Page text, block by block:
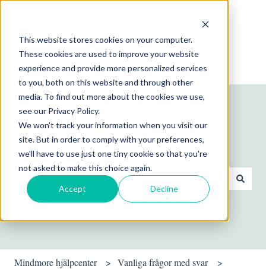
This website stores cookies on your computer.
These cookies are used to improve your website
experience and provide more personalized services
to you, both on this website and through other
media. To find out more about the cookies we use,
see our Privacy Policy.
We won't track your information when you visit our
site. But in order to comply with your preferences,
we'll have to use just one tiny cookie so that you're
not asked to make this choice again.
Accept Decline
Hej! Hur kan vi hjälpa dig?
Det finns inga förslag eftersom sökfältet är tomt.
Mindmore hjälpcenter Vanliga frågor med svar